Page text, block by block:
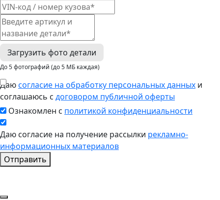
Загрузить фото детали
До 5 фотографий (до 5 МБ каждая)
Даюсогласие на обработку персональных данных и
соглашаюсь с договором публичной оферты
Ознакомлен с политикой конфиденциальности
Даю согласие на получение рассылки рекламно-
информационных материалов
Отправить